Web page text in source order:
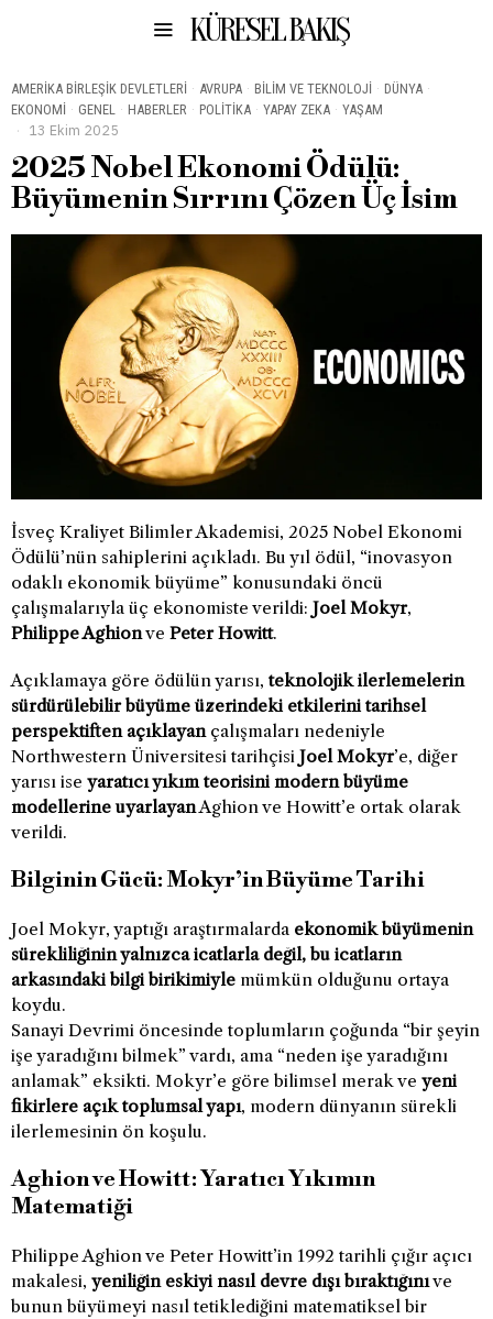
KÜRESEL BAKIŞ
AMERIKA BIRLEŞIK DEVLETLERI · AVRUPA · BILIM VE TEKNOLOJI · DÜNYA ·
EKONOMI · GENEL · HABERLER · POLITIKA · YAPAY ZEKA · YAŞAM
13 Ekim 2025
2025 Nobel Ekonomi Ödülü:
Büyümenin Sırrını Çözen Üç İsim
İsveç Kraliyet Bilimler Akademisi, 2025 Nobel Ekonomi
Ödülü’nün sahiplerini açıkladı. Bu yıl ödül, “inovasyon
odaklı ekonomik büyüme” konusundaki öncü
çalışmalarıyla üç ekonomiste verildi: Joel Mokyr,
Philippe Aghionve Peter Howitt.
Açıklamaya göre ödülün yarısı, teknolojik ilerlemelerin
sürdürülebilir büyüme üzerindeki etkilerini tarihsel
perspektiften açıklayan çalışmaları nedeniyle
Northwestern Üniversitesi tarihçisi Joel Mokyr’e, diğer
yarısı ise yaratıcı yıkım teorisini modern büyüme
modellerine uyarlayanAghion ve Howitt’e ortak olarak
verildi.
Bilginin Gücü: Mokyr’in Büyüme Tarihi
Joel Mokyr, yaptığı araştırmalarda ekonomik büyümenin
sürekliliğinin yalnızca icatlarla değil, bu icatların
arkasındaki bilgi birikimiyle mümkün olduğunu ortaya
koydu.
Sanayi Devrimi öncesinde toplumların çoğunda “bir şeyin
işe yaradığını bilmek” vardı, ama “neden işe yaradığını
anlamak” eksikti. Mokyr’e göre bilimsel merak ve yeni
fikirlere açık toplumsal yapı, modern dünyanın sürekli
ilerlemesinin ön koşulu.
Aghion ve Howitt: Yaratıcı Yıkımın
Matematiği
Philippe Aghion ve Peter Howitt’in 1992 tarihli çığır açıcı
makalesi, yeniliğin eskiyi nasıl devre dışı bıraktığınıve
bunun büyümeyi nasıl tetiklediğini matematiksel bir